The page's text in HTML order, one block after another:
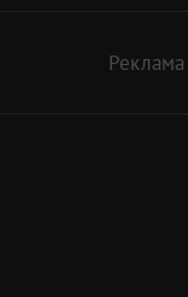
Реклама